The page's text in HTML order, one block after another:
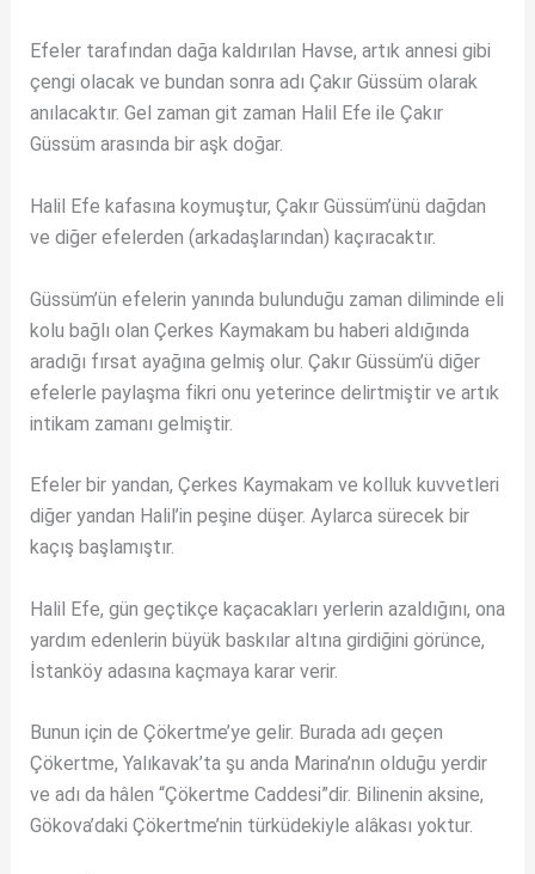
Efeler tarafından dağa kaldırılan Havse, artık annesi gibi
çengi olacak ve bundan sonra adı Çakır Güssüm olarak
anılacaktır. Gel zaman git zaman Halil Efe ile Çakır
Güssüm arasında bir aşk doğar.
Halil Efe kafasına koymuştur, Çakır Güssüm’ünü dağdan
ve diğer efelerden (arkadaşlarından) kaçıracaktır.
Güssüm’ün efelerin yanında bulunduğu zaman diliminde eli
kolu bağlı olan Çerkes Kaymakam bu haberi aldığında
aradığı fırsat ayağına gelmiş olur. Çakır Güssüm’ü diğer
efelerle paylaşma fikri onu yeterince delirtmiştir ve artık
intikam zamanı gelmiştir.
Efeler bir yandan, Çerkes Kaymakam ve kolluk kuvvetleri
diğer yandan Halil’in peşine düşer. Aylarca sürecek bir
kaçış başlamıştır.
Halil Efe, gün geçtikçe kaçacakları yerlerin azaldığını, ona
yardım edenlerin büyük baskılar altına girdiğini görünce,
İstanköy adasına kaçmaya karar verir.
Bunun için de Çökertme’ye gelir. Burada adı geçen
Çökertme, Yalıkavak’ta şu anda Marina’nın olduğu yerdir
ve adı da hâlen “Çökertme Caddesi”dir. Bilinenin aksine,
Gökova’daki Çökertme’nin türküdekiyle alâkası yoktur.